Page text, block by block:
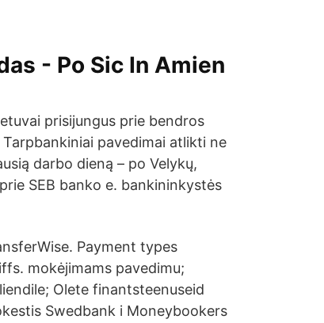
- Po Sic In Amien
prisijungus prie bendros
pavedimai atlikti ne
darbo dieną – po Velykų,
SEB banko e. bankininkystės
Payment types
mokėjimams pavedimu;
Olete finantsteenuseid
Swedbank i Moneybookers